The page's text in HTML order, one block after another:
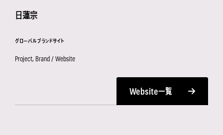
日蓮宗
グローバルブランドサイト
Project, Brand / Website
Website一覧